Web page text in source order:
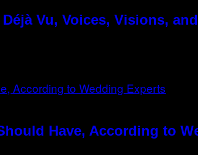
Vu, Voices, Visions,
Have, According to